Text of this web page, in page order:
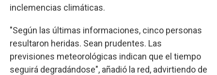
inclemencias climáticas.
"Según las últimas informaciones, cinco personas
resultaron heridas. Sean prudentes. Las
previsiones meteorológicas indican que el tiempo
seguirá degradándose", añadió la red, advirtiendo de